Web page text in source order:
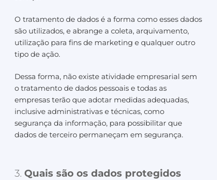
O tratamento de dados é a forma como esses dados
são utilizados, e abrange a coleta, arquivamento,
utilização para fins de marketing e qualquer outro
tipo de ação.
Dessa forma, não existe atividade empresarial sem
o tratamento de dados pessoais e todas as
empresas terão que adotar medidas adequadas,
inclusive administrativas e técnicas, como
segurança da informação, para possibilitar que
dados de terceiro permaneçam em segurança.
3. Quais são os dados protegidos